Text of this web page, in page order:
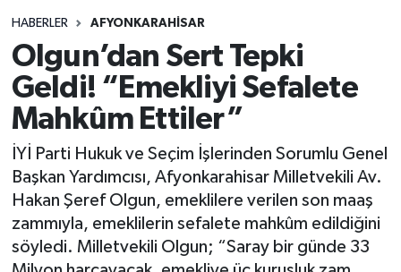
HABERLER AFYONKARAHİSAR
Olgun’dan Sert Tepki
Geldi! “Emekliyi Sefalete
Mahkûm Ettiler”
İYİ Parti Hukuk ve Seçim İşlerinden Sorumlu Genel
Başkan Yardımcısı, Afyonkarahisar Milletvekili Av.
Hakan Şeref Olgun, emeklilere verilen son maaş
zammıyla, emeklilerin sefalete mahkûm edildiğini
söyledi. Milletvekili Olgun; “Saray bir günde 33